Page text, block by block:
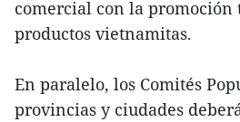
comercial con la promoción
productos vietnamitas.
En paralelo, los Comités
provincias y ciudades